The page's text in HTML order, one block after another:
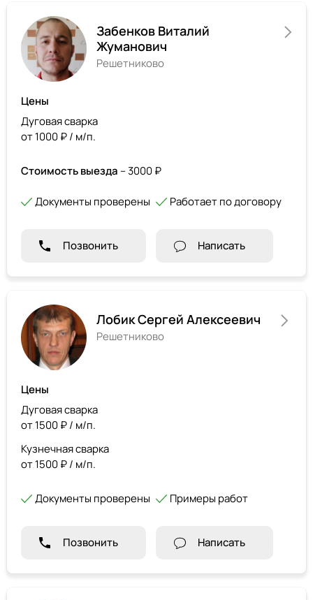
Забенков Виталий
Жуманович
Решетниково
Цены
Дуговая сварка
от 1000 ₽ / м/п.
Стоимость выезда – 3000 ₽
Документы проверены Работает по договору
Позвонить Написать
Лобик Сергей Алексеевич
Решетниково
Цены
Дуговая сварка
от 1500 ₽ / м/п.
Кузнечная сварка
от 1500 ₽ / м/п.
Документы проверены Примеры работ
Позвонить Написать